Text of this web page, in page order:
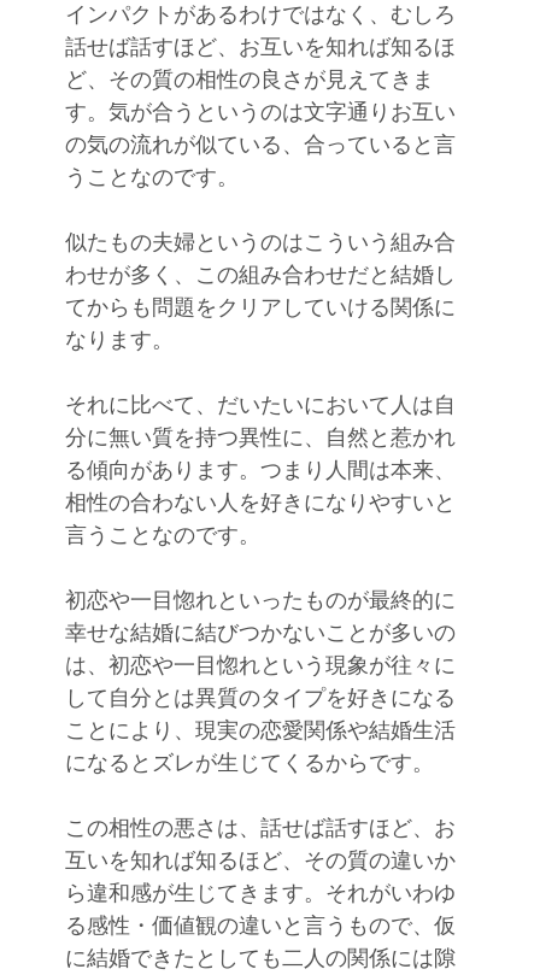
インパクトがあるわけではなく、むしろ
話せば話すほど、お互いを知れば知るほ
ど、その質の相性の良さが見えてきま
す。気が合うというのは文字通りお互い
の気の流れが似ている、合っていると言
うことなのです。
似たもの夫婦というのはこういう組み合
わせが多く、この組み合わせだと結婚し
てからも問題をクリアしていける関係に
なります。
それに比べて、だいたいにおいて人は自
分に無い質を持つ異性に、自然と惹かれ
る傾向があります。つまり人間は本来、
相性の合わない人を好きになりやすいと
言うことなのです。
初恋や一目惚れといったものが最終的に
幸せな結婚に結びつかないことが多いの
は、初恋や一目惚れという現象が往々に
して自分とは異質のタイプを好きになる
ことにより、現実の恋愛関係や結婚生活
になるとズレが生じてくるからです。
この相性の悪さは、話せば話すほど、お
互いを知れば知るほど、その質の違いか
ら違和感が生じてきます。それがいわゆ
る感性・価値観の違いと言うもので、仮
に結婚できたとしても二人の関係には隙